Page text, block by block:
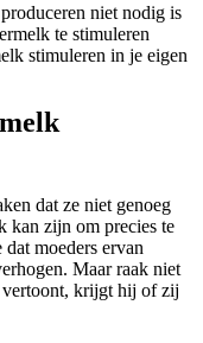
niet nodig is
te stimuleren
stimuleren in je eigen
dat ze niet genoeg
kan zijn om precies te
moeders ervan
Maar raak niet
vertoont, krijgt hij of zij